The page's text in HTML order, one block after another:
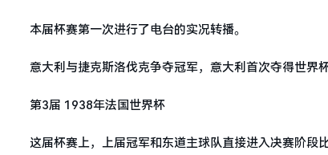
本届杯赛第一次进行了电台的实况转播。
意大利与捷克斯洛伐克争夺冠军，意大利首次夺得世界杯
第3届 1938年法国世界杯
这届杯赛上，上届冠军和东道主球队直接进入决赛阶